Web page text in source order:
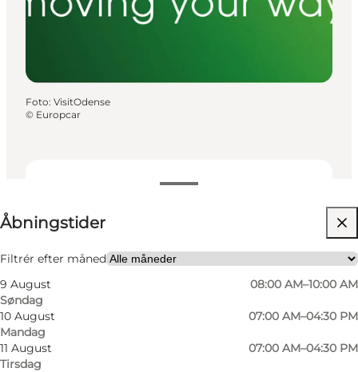
Åbningstider
Filtrér efter måned
9 August
Søndag
08:00 AM–10:00 AM
10 August
Mandag
07:00 AM–04:30 PM
11 August
Tirsdag
07:00 AM–04:30 PM
Besøg hjemmeside
Min virksomhed, Mig selv, Min partner, Venner
Foto: VisitOdense
© Europcar